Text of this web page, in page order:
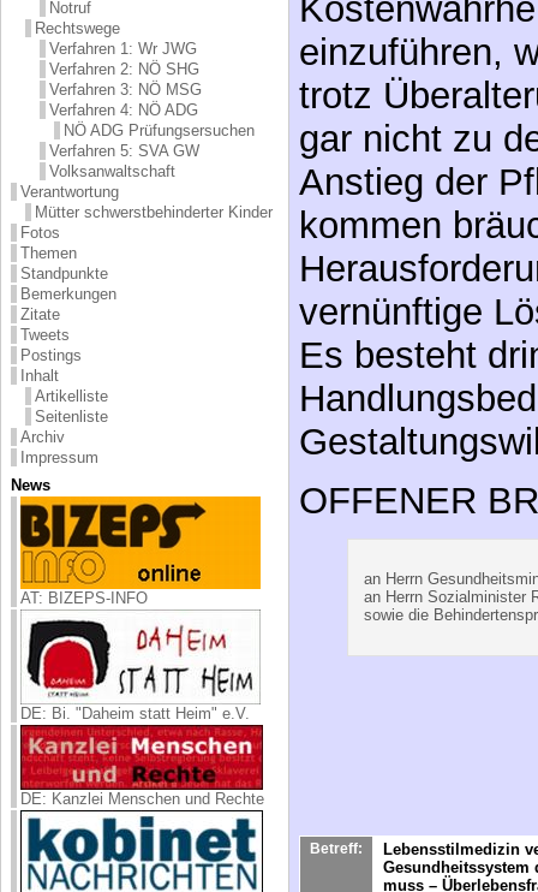
Verfahren 3: NÖ MSG
Verfahren 4: NÖ ADG
NÖ ADG Prüfungsersuchen
Verfahren 5: SVA GW
Volksanwaltschaft
Verantwortung
Mütter schwerstbehinderter Kinder
Fotos
Themen
Standpunkte
Bemerkungen
Zitate
Tweets
Postings
Inhalt
Artikelliste
Seitenliste
Archiv
Impressum
News
AT: BIZEPS-INFO
DE: Bi. "Daheim statt Heim" e.V.
DE: Kanzlei Menschen und Rechte
DE: kobinet-nachrichten
Anstieg der
kommen
vernünftige
Es besteht
OFFENER
an Herrn
an Herrn Sozialminister
sowie die
Rudolf Hundstorfer,
Soziales und
Bereichssprecher/